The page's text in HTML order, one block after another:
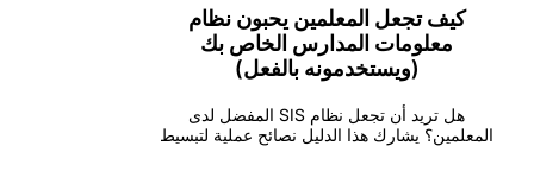
كيف تجعل المعلمين يحبون نظام
معلومات المدارس الخاص بك
(ويستخدمونه بالفعل)
هل تريد أن تجعل نظام SIS المفضل لدى
المعلمين؟ يشارك هذا الدليل نصائح عملية لتبسيط